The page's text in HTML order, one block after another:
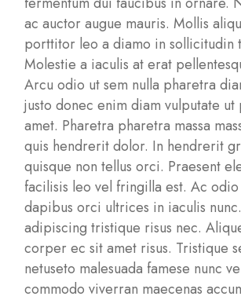
ac auctor augue mauris. Mollis
porttitor leo a diamo in sollicitudin
Molestie a iaculis at erat
Arcu odio ut sem nulla pharetra
justo donec enim diam vulputate
amet. Pharetra pharetra massa
quis hendrerit dolor. In hendrerit
quisque non tellus orci. Praesent
facilisis leo vel fringilla est. Ac
dapibus orci ultrices in iaculis
adipiscing tristique risus nec.
corper ec sit amet risus. Tristique
netuseto malesuada famese nunc
commodo viverran maecenas